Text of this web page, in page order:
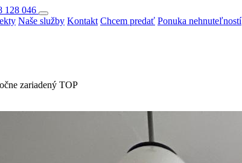
128 046
Naše služby Kontakt Chcem predať Ponuka nehnuteľností
zariadený TOP